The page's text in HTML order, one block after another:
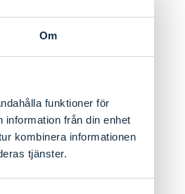
Om
funktioner för
från din enhet
kombinera informationen
tjänster.
för att
och Halden
och